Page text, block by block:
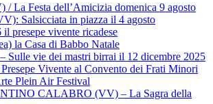
La Festa dell’Amicizia domenica 9 agosto
Salsicciata in piazza il 4 agosto
presepe vivente ricadese
la Casa di Babbo Natale
Sulle vie dei mastri birrai il 12 dicembre 2025
Vivente al Convento dei Frati Minori
Plein Air Festival
CALABRO (VV) – La Sagra della